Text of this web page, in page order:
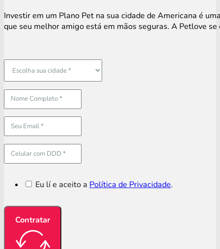
Investir em um Plano Pet na sua cidade de Americana é
que seu melhor amigo está em mãos seguras. A Petlove
Eu lí e aceito a Política de Privacidade.
Contratar